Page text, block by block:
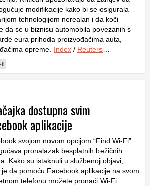
modifikacije kako bi se osigurala
tehnologijom nerealan i da koči
da se u biznisu automobila povezanih s
eura prihoda proizvođačima auta,
opreme. Index / Reuters
fi
dostupna svim
aplikacije
svojom novom opcijom “Find Wi-Fi”
pronalazak besplatnih bežičnih
Kako su istaknuli u službenoj objavi,
je da pomoću Facebook aplikacije na svom
telefonu možete pronaći Wi-Fi